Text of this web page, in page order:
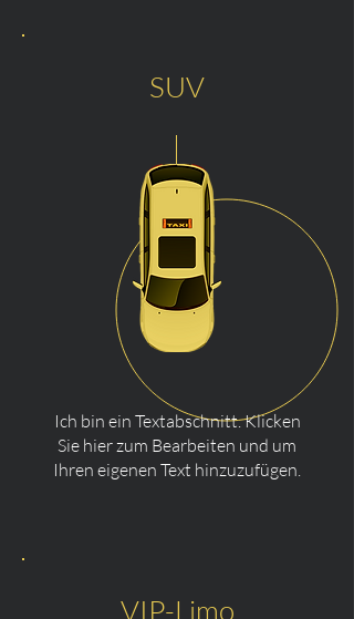
SUV
Ich bin ein Textabschnitt. Klicken
Sie hier zum Bearbeiten und um
Ihren eigenen Text hinzuzufügen.
VIP-Limo